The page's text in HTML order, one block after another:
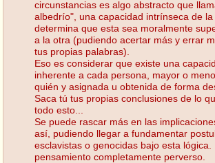
circunstancias es algo abstracto que
albedrío", una capacidad intrínseca de
determina que esta sea moralmente
a la otra (pudiendo acertar más y errar
tus propias palabras).
Eso es considerar que existe una
inherente a cada persona, mayor o
quién y asignada u obtenida de forma
Saca tú tus propias conclusiones de lo
todo esto...
Se puede rascar más en las
así, pudiendo llegar a fundamentar
esclavistas o genocidas bajo esta lógica.
pensamiento completamente perverso.